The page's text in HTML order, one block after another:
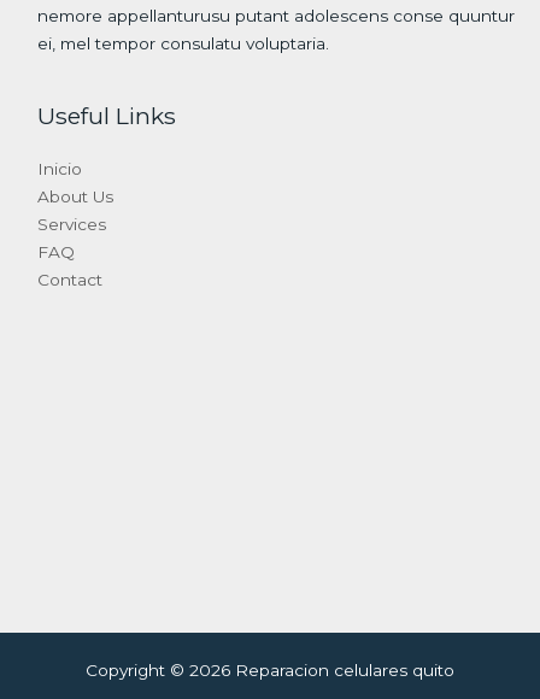
nemore appellanturusu putant adolescens conse quuntur
ei, mel tempor consulatu voluptaria.
Useful Links
Inicio
About Us
Services
FAQ
Contact
Copyright © 2026 Reparacion celulares quito